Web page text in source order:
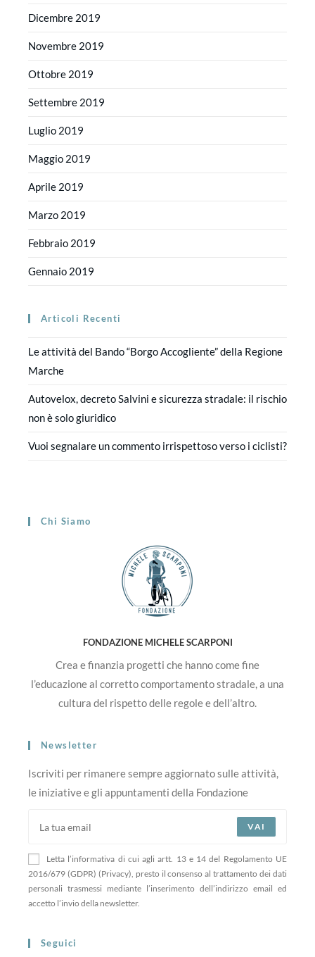
Dicembre 2019
Novembre 2019
Ottobre 2019
Settembre 2019
Luglio 2019
Maggio 2019
Aprile 2019
Marzo 2019
Febbraio 2019
Gennaio 2019
Articoli Recenti
Le attività del Bando “Borgo Accogliente” della Regione
Marche
Autovelox, decreto Salvini e sicurezza stradale: il rischio
non è solo giuridico
Vuoi segnalare un commento irrispettoso verso i ciclisti?
Chi Siamo
FONDAZIONE MICHELE SCARPONI
Crea e finanzia progetti che hanno come fine
l’educazione al corretto comportamento stradale, a una
cultura del rispetto delle regole e dell’altro.
Newsletter
Iscriviti per rimanere sempre aggiornato sulle attività,
le iniziative e gli appuntamenti della Fondazione
VAI
Letta l’informativa di cui agli artt. 13 e 14 del Regolamento UE
2016/679 (GDPR) (Privacy), presto il consenso al trattamento dei dati
personali trasmessi mediante l’inserimento dell’indirizzo email ed
accetto l’invio della newsletter.
Seguici